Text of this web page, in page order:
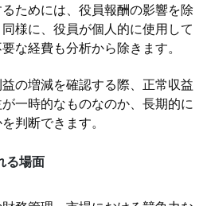
ためには、役員報酬の影響を除
様に、役員が個人的に使用して
な経費も分析から除きます。
の増減を確認する際、正常収益
一時的なものなのか、長期的に
判断できます。
る場面